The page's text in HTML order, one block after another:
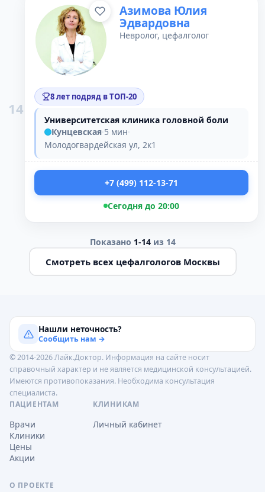
14
Азимова Юлия
Эдвардовна
Невролог, цефалголог
8 лет подряд в ТОП-20
Университетская клиника головной боли
Кунцевская·5 мин·
Молодогвардейская ул, 2к1
+7 (499) 112-13-71
Сегодня до 20:00
Показано 1-14из 14
Смотреть всех цефалгологов Москвы
Нашли неточность?
Сообщить нам →
© 2014-2026 Лайк.Доктор. Информация на сайте носит
справочный характер и не является медицинской консультацией.
Имеются противопоказания. Необходима консультация
специалиста.
ПАЦИЕНТАМ
Врачи
Клиники
Цены
Акции
КЛИНИКАМ
Личный кабинет
О ПРОЕКТЕ